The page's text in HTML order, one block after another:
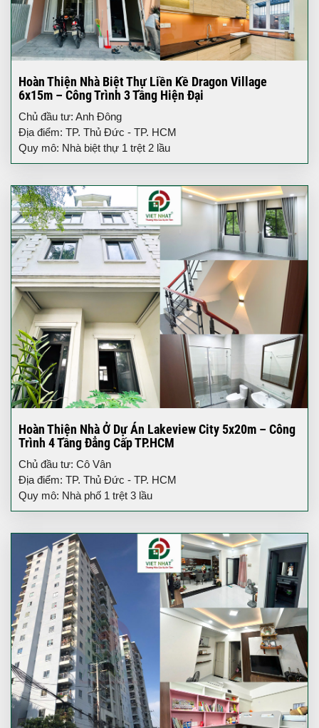
Hoàn Thiện Nhà Biệt Thự Liền Kề Dragon Village
6x15m – Công Trình 3 Tầng Hiện Đại
Chủ đầu tư: Anh Đông
Địa điểm: TP. Thủ Đức - TP. HCM
Quy mô: Nhà biệt thự 1 trệt 2 lầu
Hoàn Thiện Nhà Ở Dự Án Lakeview City 5x20m – Công
Trình 4 Tầng Đẳng Cấp TP.HCM
Chủ đầu tư: Cô Vân
Địa điểm: TP. Thủ Đức - TP. HCM
Quy mô: Nhà phố 1 trệt 3 lầu